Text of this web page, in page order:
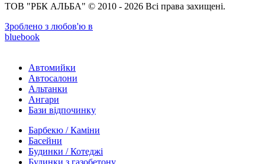
ТОВ "РБК АЛЬБА" © 2010 - 2026 Всі права захищені.
Зроблено з любов'ю в
bluebook
Автомийки
Автосалони
Альтанки
Ангари
Бази відпочинку
Барбекю / Каміни
Басейни
Будинки / Котеджі
Будинки з газобетону